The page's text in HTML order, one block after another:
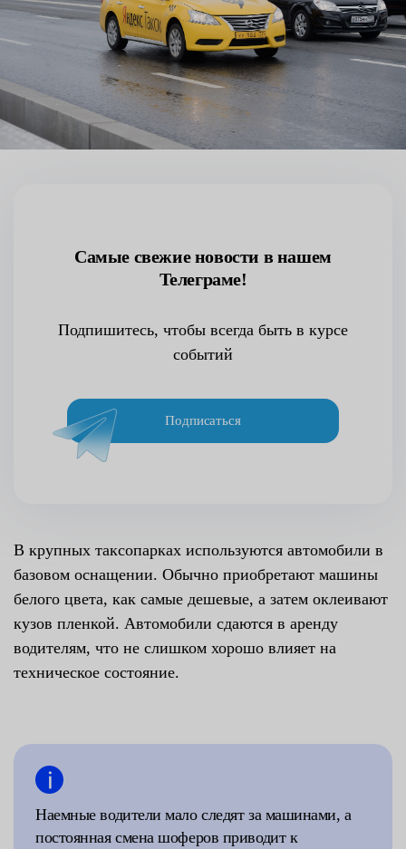
Самые свежие новости в нашем
Телеграме!
Подпишитесь, чтобы всегда быть в курсе
событий
Подписаться
В крупных таксопарках используются автомобили в
базовом оснащении. Обычно приобретают машины
белого цвета, как самые дешевые, а затем оклеивают
кузов пленкой. Автомобили сдаются в аренду
водителям, что не слишком хорошо влияет на
техническое состояние.
Наемные водители мало следят за машинами, а
постоянная смена шоферов приводит к